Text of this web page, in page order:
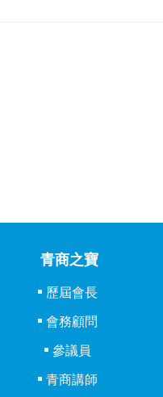
青商之寶
歷屆會長
會務顧問
參議員
青商講師